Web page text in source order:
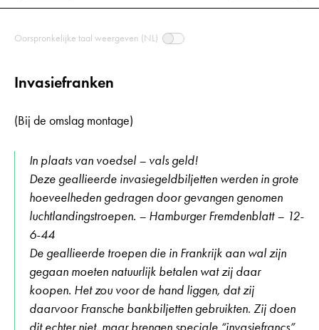
Oorspronkelijke taal weergeven (NL)
Invasiefranken
(Bij de omslag montage)
In plaats van voedsel – vals geld!
Deze geallieerde invasiegeldbiljetten werden in grote
hoeveelheden gedragen door gevangen genomen
luchtlandingstroepen. – Hamburger Fremdenblatt – 12-
6-44
De geallieerde troepen die in Frankrijk aan wal zijn
gegaan moeten natuurlijk betalen wat zij daar
koopen. Het zou voor de hand liggen, dat zij
daarvoor Fransche bankbiljetten gebruikten. Zij doen